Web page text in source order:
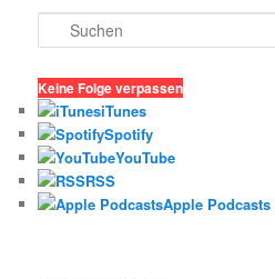
u
h
e
n
Keine Folge verpassen
iTunes
Spotify
YouTube
RSS
Apple Podcasts